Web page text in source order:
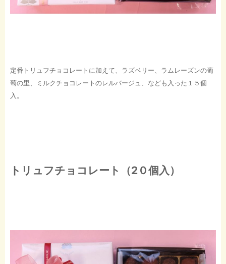
定番トリュフチョコレートに加えて、ラズベリー、ラムレーズンの葡
萄の里、ミルクチョコレートのレルバージュ、なども入った１５個
入。
トリュフチョコレート（2０個入）